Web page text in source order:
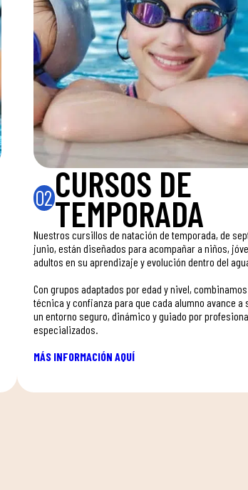
02CURSOS DE
TEMPORADA
Nuestros cursillos de natación de temporada, de
junio, están diseñados para acompañar a niños,
adultos en su aprendizaje y evolución dentro del
Con grupos adaptados por edad y nivel,
técnica y confianza para que cada alumno avance a
un entorno seguro, dinámico y guiado por
especializados.
MÁS INFORMACIÓN AQUÍ